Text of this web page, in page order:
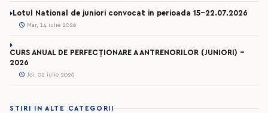
Lotul National de juniori convocat in perioada 15-22.07.2026
Mar, 14 iulie 2026
CURS ANUAL DE PERFECȚIONARE A ANTRENORILOR (JUNIORI) -
2026
Joi, 02 iulie 2026
STIRI IN ALTE CATEGORII